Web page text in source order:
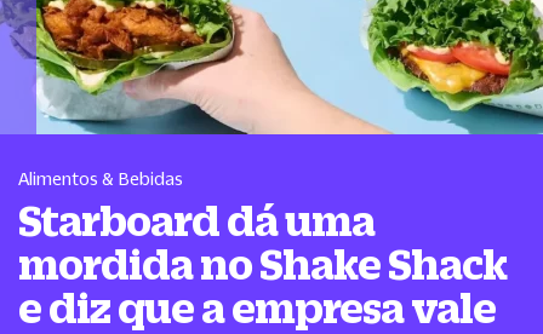
Alimentos & Bebidas
Starboard dá uma
mordida no Shake Shack
e diz que a empresa vale